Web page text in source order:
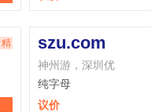
厨房、尚厨房、尚厨坊、上厨坊